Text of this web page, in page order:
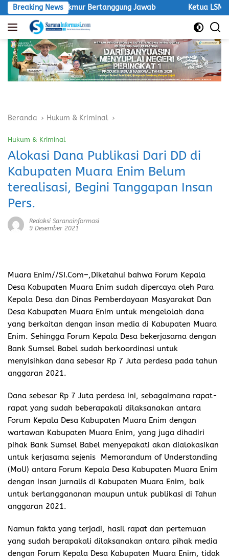
Langsung
ke
konten
Breaking News
Makmur Bertanggung Jawab Ketua LSM Macan Desak
Beranda Hukum & Kriminal
Hukum & Kriminal
Alokasi Dana Publikasi Dari DD di
Kabupaten Muara Enim Belum
terealisasi, Begini Tanggapan Insan
Pers.
Redaksi Saranainformasi
9 Desember 2021
Muara Enim//SI.Com–,Diketahui bahwa Forum Kepala
Desa Kabupaten Muara Enim sudah dipercaya oleh Para
Kepala Desa dan Dinas Pemberdayaan Masyarakat Dan
Desa Kabupaten Muara Enim untuk mengelolah dana
yang berkaitan dengan insan media di Kabupaten Muara
Enim. Sehingga Forum Kepala Desa bekerjasama dengan
Bank Sumsel Babel sudah berkoordinasi untuk
menyisihkan dana sebesar Rp 7 Juta perdesa pada tahun
anggaran 2021.
Dana sebesar Rp 7 Juta perdesa ini, sebagaimana rapat-
rapat yang sudah beberapakali dilaksanakan antara
Forum Kepala Desa Kabupaten Muara Enim dengan
wartawan Kabupaten Muara Enim, yang juga dihadiri
pihak Bank Sumsel Babel menyepakati akan dialokasikan
untuk kerjasama sejenis Memorandum of Understanding
(MoU) antara Forum Kepala Desa Kabupaten Muara Enim
dengan insan jurnalis di Kabupaten Muara Enim, baik
untuk berlanggananan maupun untuk publikasi di Tahun
anggaran 2021.
Namun fakta yang terjadi, hasil rapat dan pertemuan
yang sudah berapakali dilaksanakan antara pihak media
dengan Forum Kepala Desa Kabupaten Muara Enim, tidak